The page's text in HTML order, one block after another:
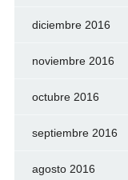
diciembre 2016
noviembre 2016
octubre 2016
septiembre 2016
agosto 2016